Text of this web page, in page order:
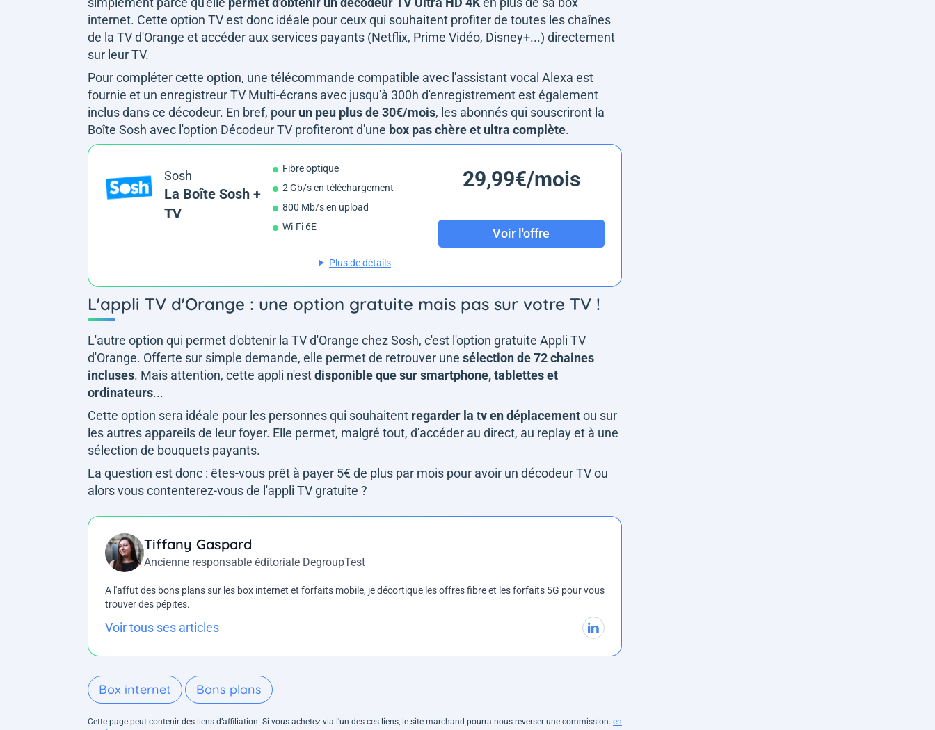
internet. Cette option TV est donc idéale pour ceux qui souhaitent profiter de toutes les chaînes
de la TV d'Orange et accéder aux services payants (Netflix, Prime Vidéo, Disney+...) directement
sur leur TV.
Pour compléter cette option, une télécommande compatible avec l'assistant vocal Alexa est
fournie et un enregistreur TV Multi-écrans avec jusqu'à 300h d'enregistrement est également
inclus dans ce décodeur. En bref, pour un peu plus de 30€/mois, les abonnés qui souscriront la
Boîte Sosh avec l'option Décodeur TV profiteront d'une box pas chère et ultra complète.
Sosh
La Boîte Sosh +
TV
Fibre optique
2 Gb/s en téléchargement
800 Mb/s en upload
Wi-Fi 6E
29,99€/mois
Voir l'offre
Plus de détails
L'appli TV d'Orange : une option gratuite mais pas sur votre TV !
L'autre option qui permet d'obtenir la TV d'Orange chez Sosh, c'est l'option gratuite Appli TV
d'Orange. Offerte sur simple demande, elle permet de retrouver une sélection de 72 chaines
incluses. Mais attention, cette appli n'estdisponible que sur smartphone, tablettes et
ordinateurs...
Cette option sera idéale pour les personnes qui souhaitent regarder la tv en déplacementou sur
les autres appareils de leur foyer. Elle permet, malgré tout, d'accéder au direct, au replay et à une
sélection de bouquets payants.
La question est donc : êtes-vous prêt à payer 5€ de plus par mois pour avoir un décodeur TV ou
alors vous contenterez-vous de l'appli TV gratuite ?
Tiffany Gaspard
Ancienne responsable éditoriale DegroupTest
A l'affut des bons plans sur les box internet et forfaits mobile, je décortique les offres fibre et les forfaits 5G pour vous
trouver des pépites.
Voir tous ses articles
Box internet Bons plans
Cette page peut contenir des liens d’affiliation. Si vous achetez via l'un des ces liens, le site marchand pourra nous reverser une commission. en